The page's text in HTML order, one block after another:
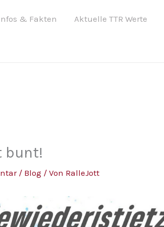
& Fakten Aktuelle TTR Werte
bunt!
/ Blog / Von RalleJott